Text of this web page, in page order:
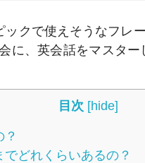
クで使えそうなフレ
に、英会話をマスタ
目次 [hide]
どれくらいあるの？